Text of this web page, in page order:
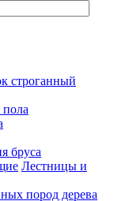
строганный
пола
бруса
Лестницы и